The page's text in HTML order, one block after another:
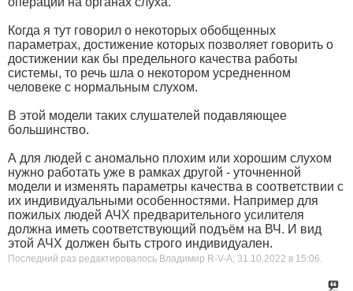
Когда я тут говорил о некоторых обобщенных
параметрах, достижение которых позволяет говорить о
достижении как бы предельного качества работы
системы, то речь шла о некотором усредненном
человеке с нормальным слухом.
В этой модели таких слушателей подавляющее
большинство.
А для людей с аномально плохим или хорошим слухом
нужно работать уже в рамках другой - уточненной
модели и изменять параметры качества в соответствии с
их индивидуальными особенностями. Например для
пожилых людей АЧХ предварительного усилителя
должна иметь соответствующий подъём на ВЧ. И вид
этой АЧХ должен быть строго индивидуален.
Последний раз редактировалось Владимир R-V-A; 31.10.2022 в 15:06.